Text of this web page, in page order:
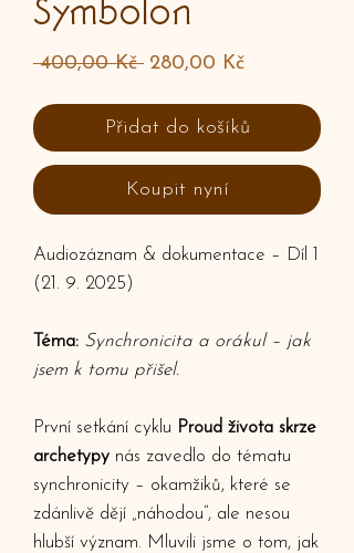
Symbolon
400,00 Kč Běžná
280,00 KčZvýhodněná
Přidat do košíků
Koupit nyní
Audiozáznam & dokumentace – Díl 1
(21. 9. 2025)
Téma: Synchronicita a orákul – jak
jsem k tomu přišel.
První setkání cyklu Proud života skrze
archetypy nás zavedlo do tématu
synchronicity – okamžiků, které se
zdánlivě dějí „náhodou“, ale nesou
hlubší význam. Mluvili jsme o tom, jak